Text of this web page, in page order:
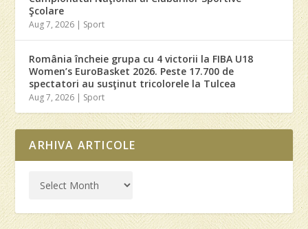
Şcolare
Aug 7, 2026 | Sport
România încheie grupa cu 4 victorii la FIBA U18
Women’s EuroBasket 2026. Peste 17.700 de
spectatori au susţinut tricolorele la Tulcea
Aug 7, 2026 | Sport
ARHIVA ARTICOLE